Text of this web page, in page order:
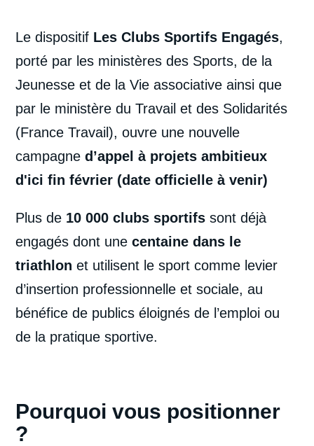
Le dispositif Les Clubs Sportifs Engagés,
porté par les ministères des Sports, de la
Jeunesse et de la Vie associative ainsi que
par le ministère du Travail et des Solidarités
(France Travail), ouvre une nouvelle
campagne d’appel à projets ambitieux
d'ici fin février (date officielle à venir)
Plus de 10 000 clubs sportifs sont déjà
engagés dont unecentaine dans le
triathlonet utilisent le sport comme levier
d’insertion professionnelle et sociale, au
bénéfice de publics éloignés de l’emploi ou
de la pratique sportive.
Pourquoi vous positionner
?